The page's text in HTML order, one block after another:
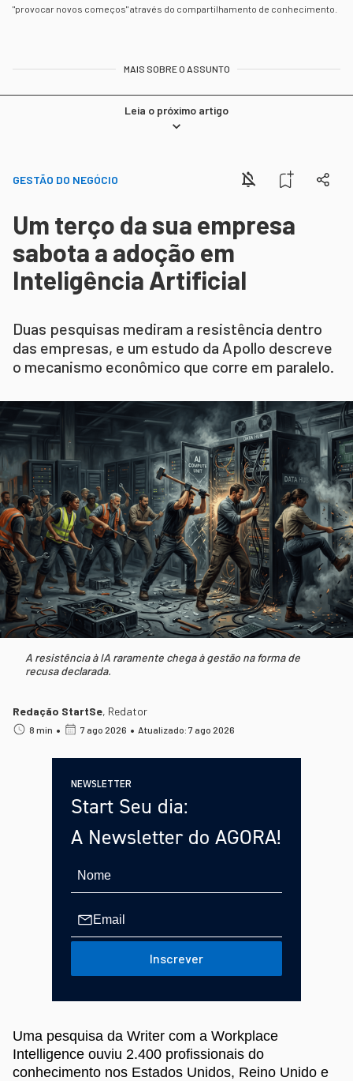
"provocar novos começos" através do compartilhamento de conhecimento.
MAIS SOBRE O ASSUNTO
Leia o próximo artigo
GESTÃO DO NEGÓCIO
Um terço da sua empresa
sabota a adoção em
Inteligência Artificial
Duas pesquisas mediram a resistência dentro
das empresas, e um estudo da Apollo descreve
o mecanismo econômico que corre em paralelo.
A resistência à IA raramente chega à gestão na forma de
recusa declarada.
Redação StartSe, Redator
8 min • 7 ago 2026 • Atualizado: 7 ago 2026
NEWSLETTER
Start Seu dia:
A Newsletter do AGORA!
Inscrever
Uma pesquisa da Writer com a Workplace
Intelligence ouviu 2.400 profissionais do
conhecimento nos Estados Unidos, Reino Unido e